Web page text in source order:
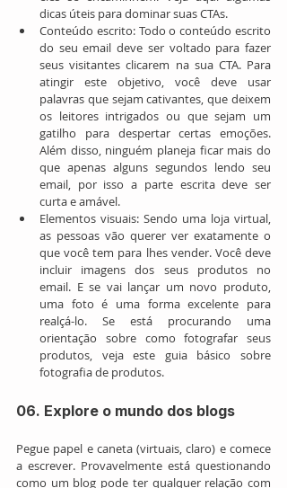
dicas úteis para dominar suas CTAs.
Conteúdo escrito: Todo o conteúdo escrito
do seu email deve ser voltado para fazer
seus visitantes clicarem na sua CTA. Para
atingir este objetivo, você deve usar
palavras que sejam cativantes, que deixem
os leitores intrigados ou que sejam um
gatilho para despertar certas emoções.
Além disso, ninguém planeja ficar mais do
que apenas alguns segundos lendo seu
email, por isso a parte escrita deve ser
curta e amável.
Elementos visuais: Sendo uma loja virtual,
as pessoas vão querer ver exatamente o
que você tem para lhes vender. Você deve
incluir imagens dos seus produtos no
email. E se vai lançar um novo produto,
uma foto é uma forma excelente para
realçá-lo. Se está procurando uma
orientação sobre como fotografar seus
produtos, veja este guia básico sobre
fotografia de produtos.
06. Explore o mundo dos blogs
Pegue papel e caneta (virtuais, claro) e comece
a escrever. Provavelmente está questionando
como um blog pode ter qualquer relação com